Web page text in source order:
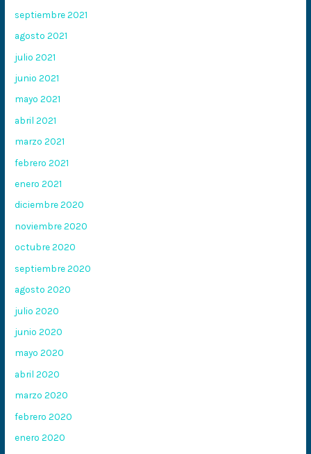
septiembre 2021
agosto 2021
julio 2021
junio 2021
mayo 2021
abril 2021
marzo 2021
febrero 2021
enero 2021
diciembre 2020
noviembre 2020
octubre 2020
septiembre 2020
agosto 2020
julio 2020
junio 2020
mayo 2020
abril 2020
marzo 2020
febrero 2020
enero 2020